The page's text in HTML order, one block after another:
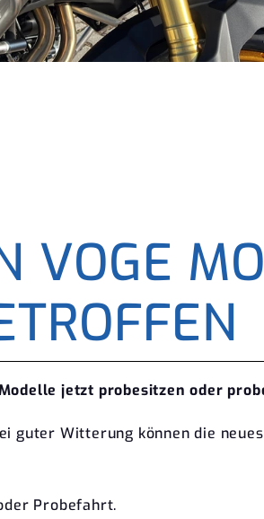
VOGE
jetzt probesitzen oder
guter Witterung können die
Probefahrt.